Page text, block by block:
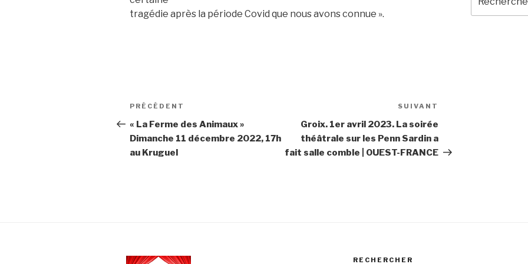
tragédie après la période Covid que nous avons connue ».
Navigation
de
l’article
Article
précédent
PRÉCÉDENT
« La Ferme des Animaux »
Dimanche 11 décembre 2022, 17h
au Kruguel
SUIVANT
Groix. 1er avril 2023. La soirée
théâtrale sur les Penn Sardin a
fait salle comble | OUEST-FRANCE
pour
RECHERCHER